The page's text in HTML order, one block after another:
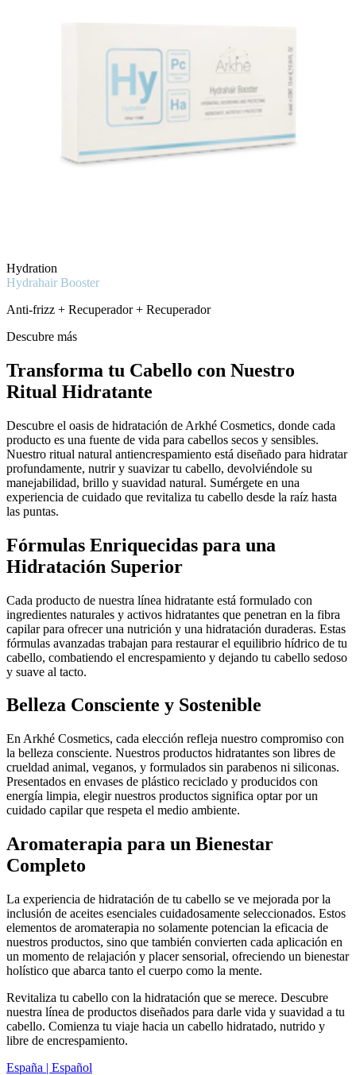
Hydration
Hydrahair Booster
Anti-frizz + Recuperador + Recuperador
Descubre más
Transforma tu Cabello con Nuestro
Ritual Hidratante
Descubre el oasis de hidratación de Arkhé Cosmetics, donde cada
producto es una fuente de vida para cabellos secos y sensibles.
Nuestro ritual natural antiencrespamiento está diseñado para hidratar
profundamente, nutrir y suavizar tu cabello, devolviéndole su
manejabilidad, brillo y suavidad natural. Sumérgete en una
experiencia de cuidado que revitaliza tu cabello desde la raíz hasta
las puntas.
Fórmulas Enriquecidas para una
Hidratación Superior
Cada producto de nuestra línea hidratante está formulado con
ingredientes naturales y activos hidratantes que penetran en la fibra
capilar para ofrecer una nutrición y una hidratación duraderas. Estas
fórmulas avanzadas trabajan para restaurar el equilibrio hídrico de tu
cabello, combatiendo el encrespamiento y dejando tu cabello sedoso
y suave al tacto.
Belleza Consciente y Sostenible
En Arkhé Cosmetics, cada elección refleja nuestro compromiso con
la belleza consciente. Nuestros productos hidratantes son libres de
crueldad animal, veganos, y formulados sin parabenos ni siliconas.
Presentados en envases de plástico reciclado y producidos con
energía limpia, elegir nuestros productos significa optar por un
cuidado capilar que respeta el medio ambiente.
Aromaterapia para un Bienestar
Completo
La experiencia de hidratación de tu cabello se ve mejorada por la
inclusión de aceites esenciales cuidadosamente seleccionados. Estos
elementos de aromaterapia no solamente potencian la eficacia de
nuestros productos, sino que también convierten cada aplicación en
un momento de relajación y placer sensorial, ofreciendo un bienestar
holístico que abarca tanto el cuerpo como la mente.
Revitaliza tu cabello con la hidratación que se merece. Descubre
nuestra línea de productos diseñados para darle vida y suavidad a tu
cabello. Comienza tu viaje hacia un cabello hidratado, nutrido y
libre de encrespamiento.
España | Español